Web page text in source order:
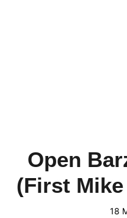
Open
(First
18